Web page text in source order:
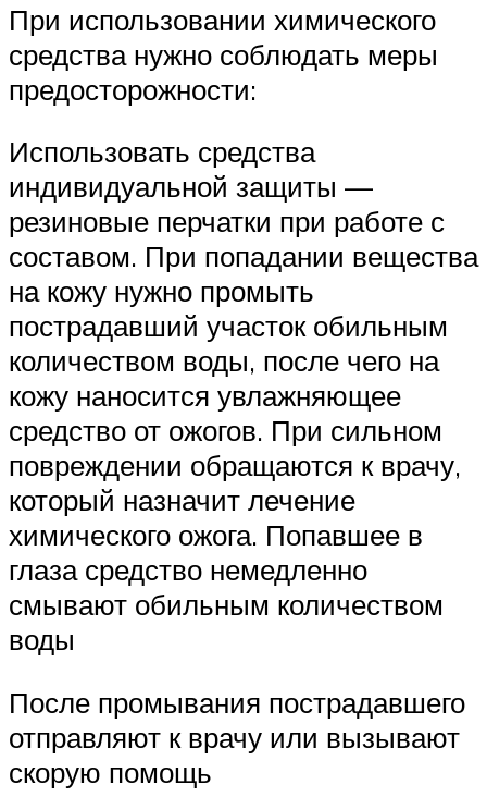
При использовании химического
средства нужно соблюдать меры
предосторожности:
Использовать средства
индивидуальной защиты —
резиновые перчатки при работе с
составом. При попадании вещества
на кожу нужно промыть
пострадавший участок обильным
количеством воды, после чего на
кожу наносится увлажняющее
средство от ожогов. При сильном
повреждении обращаются к врачу,
который назначит лечение
химического ожога. Попавшее в
глаза средство немедленно
смывают обильным количеством
воды
После промывания пострадавшего
отправляют к врачу или вызывают
скорую помощь